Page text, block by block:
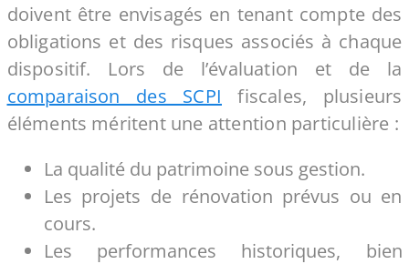
doivent être envisagés en tenant compte des
obligations et des risques associés à chaque
dispositif. Lors de l’évaluation et de la
comparaison des SCPI fiscales, plusieurs
éléments méritent une attention particulière :
La qualité du patrimoine sous gestion.
Les projets de rénovation prévus ou en
cours.
Les performances historiques, bien